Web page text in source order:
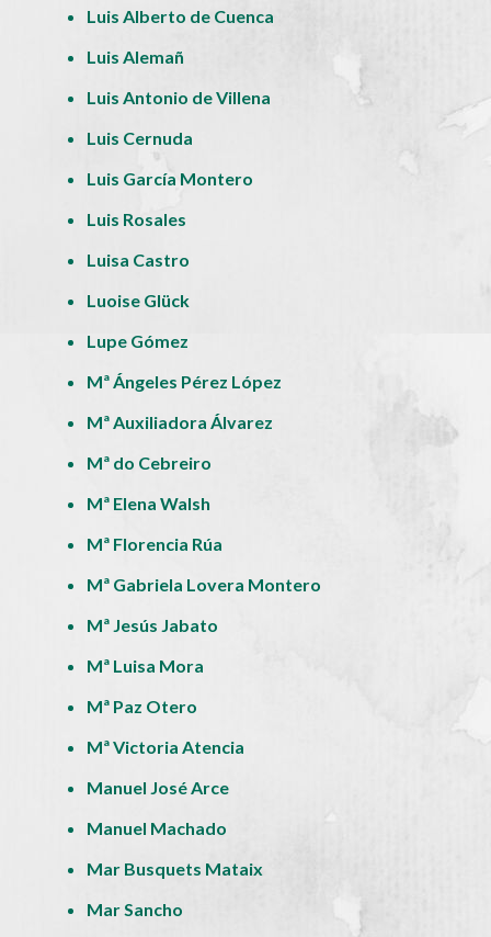
Luis Alberto de Cuenca
Luis Alemañ
Luis Antonio de Villena
Luis Cernuda
Luis García Montero
Luis Rosales
Luisa Castro
Luoise Glück
Lupe Gómez
Mª Ángeles Pérez López
Mª Auxiliadora Álvarez
Mª do Cebreiro
Mª Elena Walsh
Mª Florencia Rúa
Mª Gabriela Lovera Montero
Mª Jesús Jabato
Mª Luisa Mora
Mª Paz Otero
Mª Victoria Atencia
Manuel José Arce
Manuel Machado
Mar Busquets Mataix
Mar Sancho